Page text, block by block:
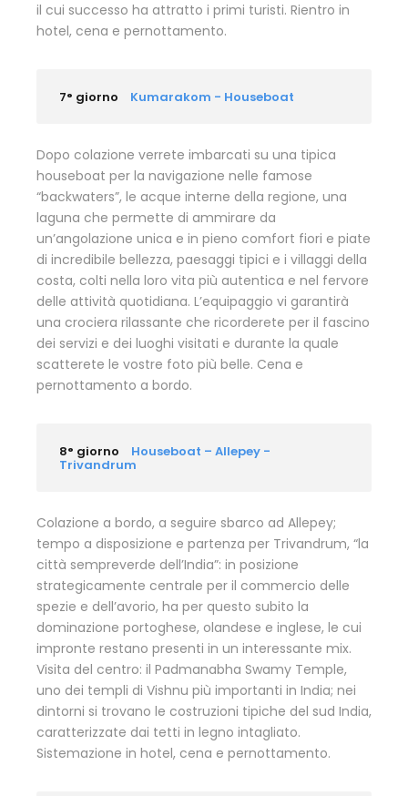
il cui successo ha attratto i primi turisti. Rientro in
hotel, cena e pernottamento.
7° giorno Kumarakom - Houseboat
Dopo colazione verrete imbarcati su una tipica
houseboat per la navigazione nelle famose
“backwaters”, le acque interne della regione, una
laguna che permette di ammirare da
un’angolazione unica e in pieno comfort fiori e piate
di incredibile bellezza, paesaggi tipici e i villaggi della
costa, colti nella loro vita più autentica e nel fervore
delle attività quotidiana. L’equipaggio vi garantirà
una crociera rilassante che ricorderete per il fascino
dei servizi e dei luoghi visitati e durante la quale
scatterete le vostre foto più belle. Cena e
pernottamento a bordo.
8° giorno Houseboat – Allepey -
Trivandrum
Colazione a bordo, a seguire sbarco ad Allepey;
tempo a disposizione e partenza per Trivandrum, “la
città sempreverde dell’India”: in posizione
strategicamente centrale per il commercio delle
spezie e dell’avorio, ha per questo subito la
dominazione portoghese, olandese e inglese, le cui
impronte restano presenti in un interessante mix.
Visita del centro: il Padmanabha Swamy Temple,
uno dei templi di Vishnu più importanti in India; nei
dintorni si trovano le costruzioni tipiche del sud India,
caratterizzate dai tetti in legno intagliato.
Sistemazione in hotel, cena e pernottamento.